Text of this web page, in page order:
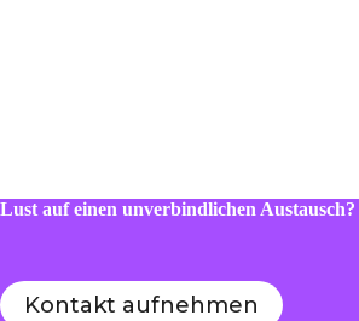
Lust auf einen unverbindlichen Austausch?
Kontakt aufnehmen